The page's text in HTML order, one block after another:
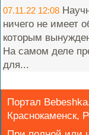
07.11.22 12:08
ничего не имеет
которым
На самом деле
для...
Портал
Краснокаменск,